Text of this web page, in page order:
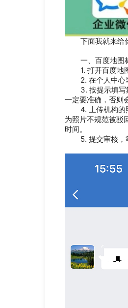
下面我就来给你
一、百度地图
1. 打开百度地图
2. 在个人中心里
3. 按提示填写舞
一定要准确，否则
4. 上传机构的照
为照片不规范被驳
时间。
5. 提交审核，等